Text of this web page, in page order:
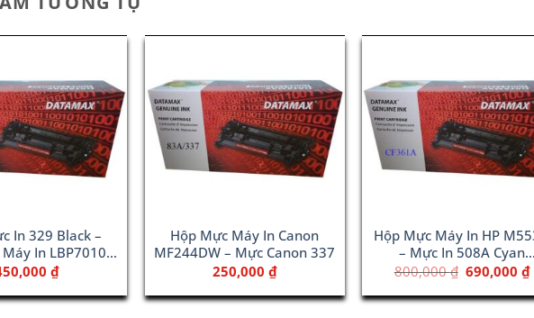
In 329 Black –
Máy In LBP7010 /
₫
Hộp Mực Máy In Canon
MF244DW – Mực Canon 337
250,000 ₫
Hộp Mực Máy In HP
– Mực In 508A Cyan
(CF361A)
800,000₫ Giá
gốc
là:
800,000 ₫.
690,000₫